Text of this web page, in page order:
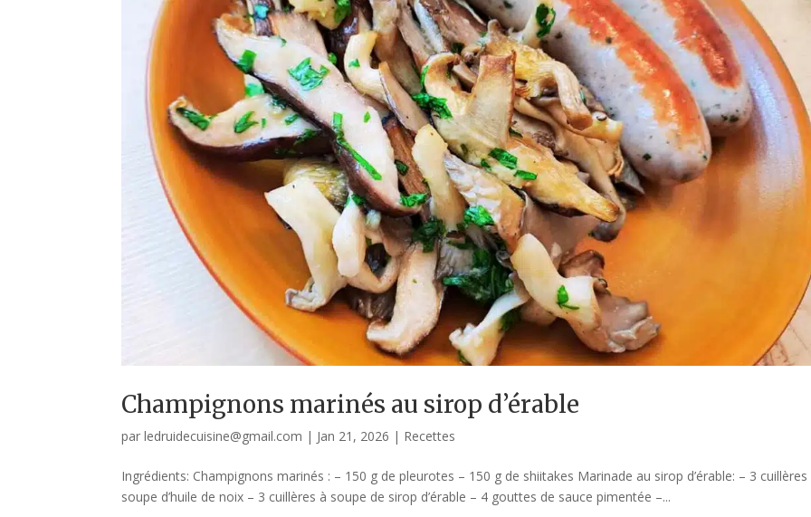
Champignons marinés au sirop d’érable
parledruidecuisine@gmail.com | Jan 21, 2026 | Recettes
Ingrédients: Champignons marinés : – 150 g de pleurotes – 150 g de shiitakes Marinade au sirop d’érable: – 3 cuillères
soupe d’huile de noix – 3 cuillères à soupe de sirop d’érable – 4 gouttes de sauce pimentée –...